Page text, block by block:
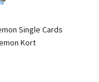
Single Cards
Kort